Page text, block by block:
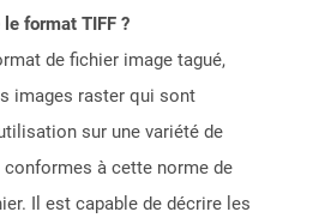
format TIFF ?
de fichier image tagué,
images raster qui sont
sur une variété de
conformes à cette norme de
Il est capable de décrire les